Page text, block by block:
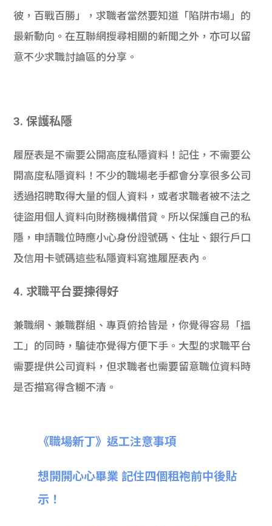
彼，百戰百勝」，求職者當然要知道「陷阱市場」的
最新動向。在互聯網搜尋相關的新聞之外，亦可以留
意不少求職討論區的分享。
3. 保護私隱
履歷表是不需要公開高度私隱資料！記住，不需要公
開高度私隱資料！不少的職場老手都會分享很多公司
透過招聘取得大量的個人資料，或者求職者被不法之
徒盜用個人資料向財務機構借貸。所以保護自己的私
隱，申請職位時應小心身份證號碼、住址、銀行戶口
及信用卡號碼這些私隱資料寫進履歷表內。
4. 求職平台要揀得好
兼職網、兼職群組、專頁俯拾皆是，你覺得容易「搵
工」的同時，騙徒亦覺得方便下手。大型的求職平台
需要提供公司資料，但求職者也需要留意職位資料時
是否描寫得含糊不清。
《職場新丁》返工注意事項
想開開心心畢業 記住四個租袍前中後貼
示！